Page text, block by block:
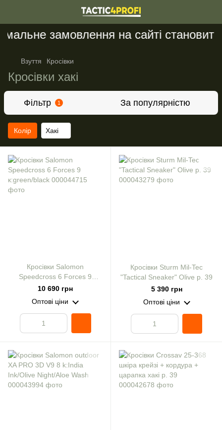
замовлення на сайті становить
Взуття Кросівки
Кросівки хакі
Фільтр 1 За популярністю
Колір Хакі
Кросівки Salomon
Speedcross 6 Forces 9
к:green/black
10 690 грн
Оптові ціни
Кросівки Sturm Mil-Tec
"Tactical Sneaker" Olive р. 39
5 390 грн
Оптові ціни